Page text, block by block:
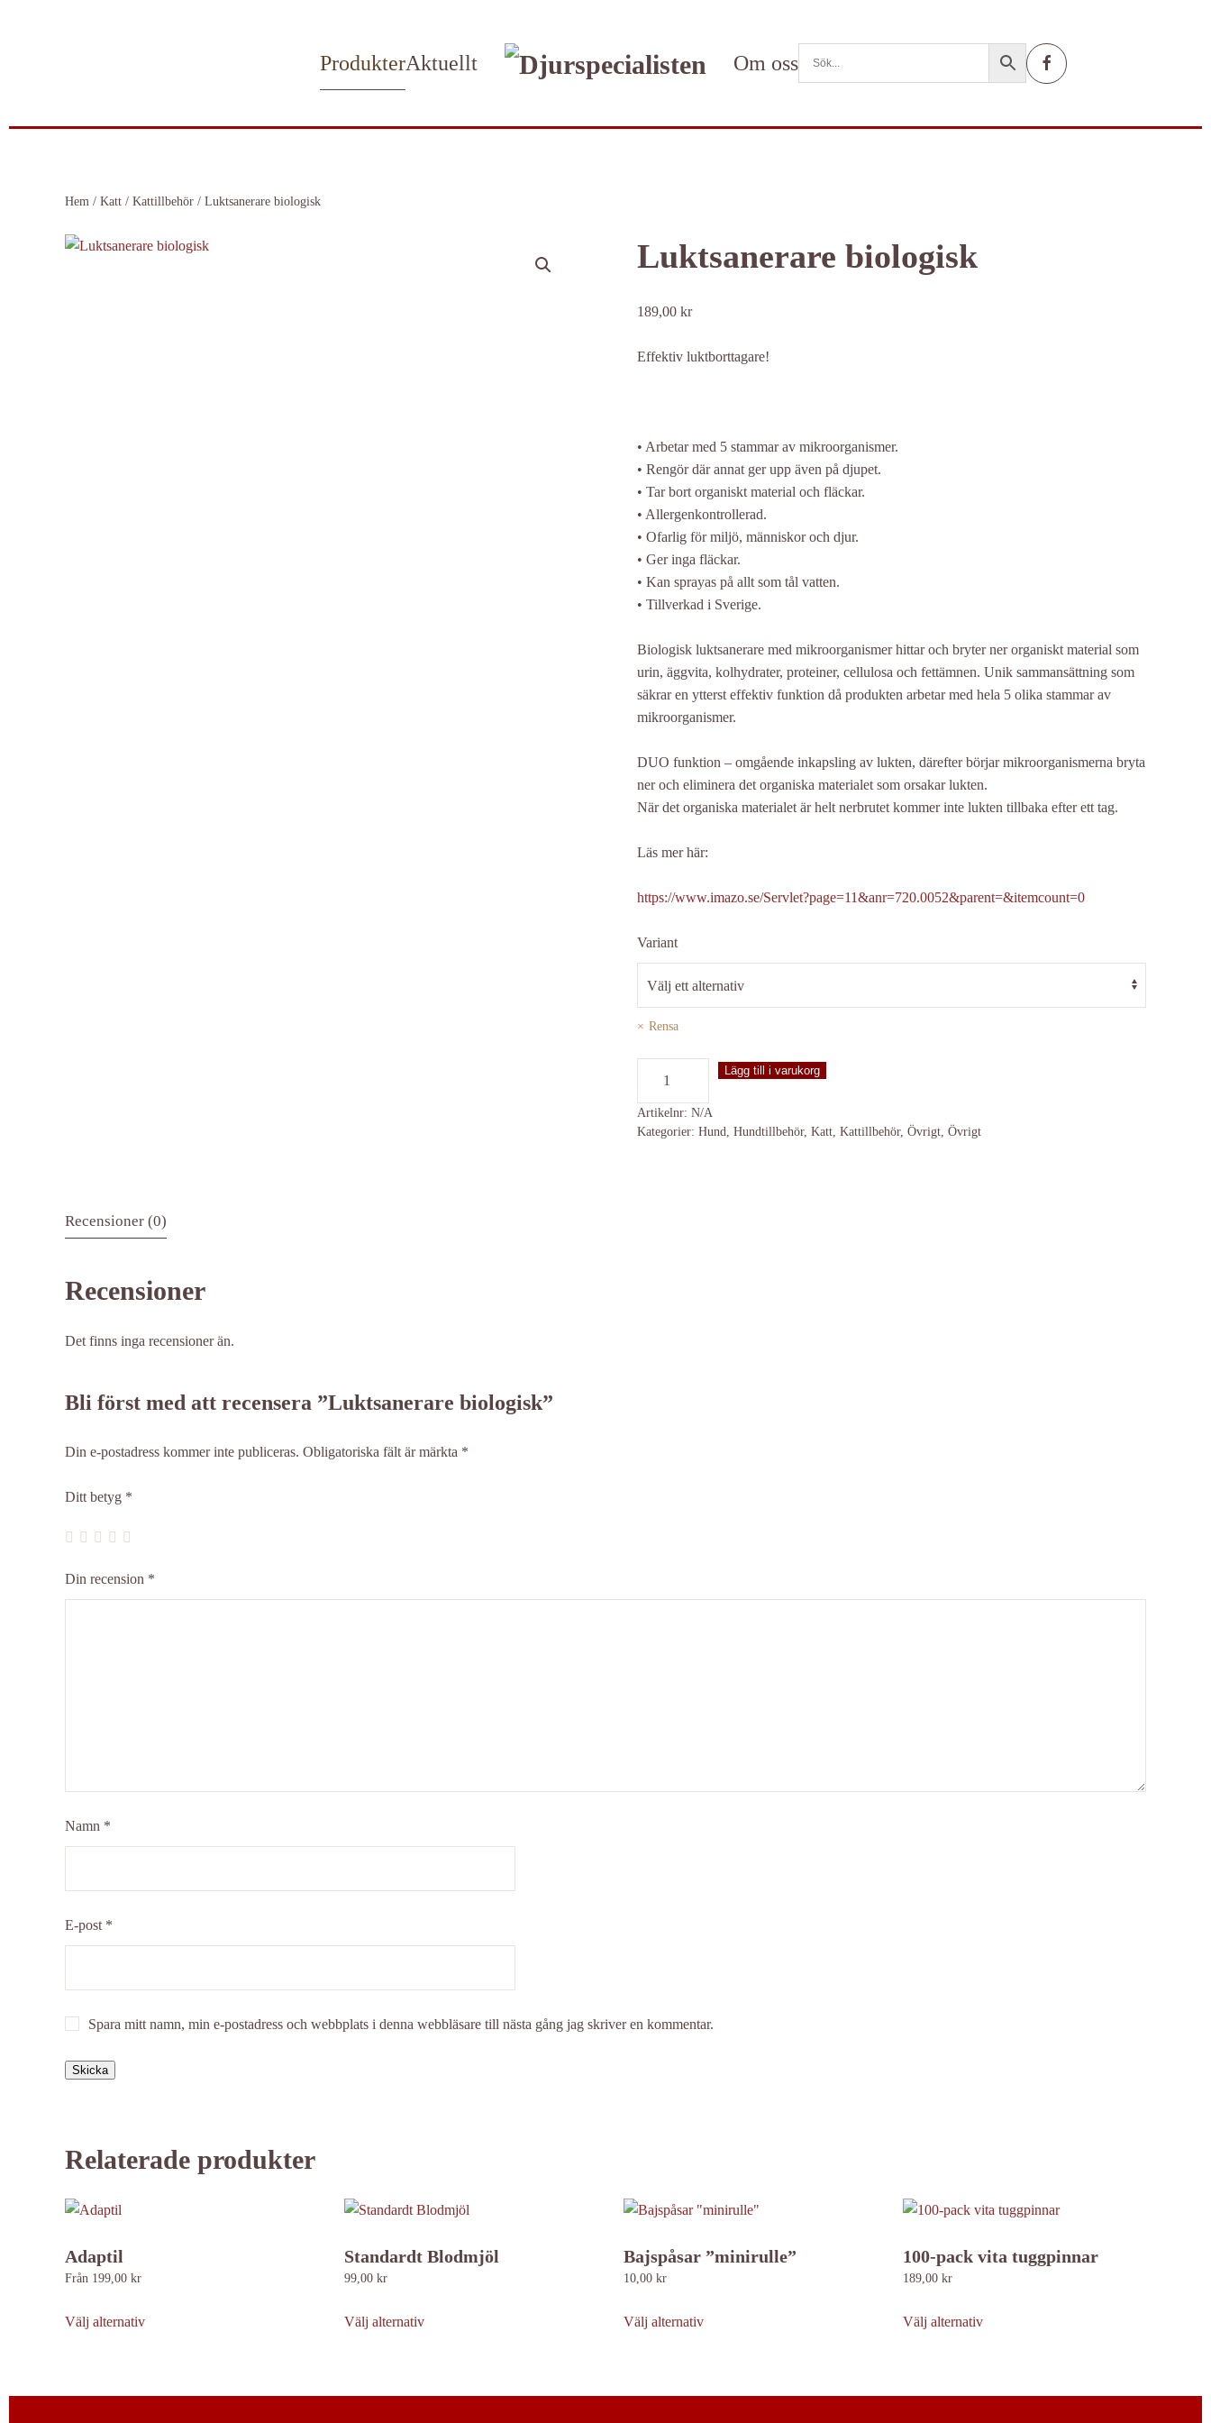
ProdukterAktuellt Om oss
Hem / Katt / Kattillbehör / Luktsanerare biologisk
Luktsanerare biologisk
189,00 kr
Effektiv luktborttagare!
• Arbetar med 5 stammar av mikroorganismer.
• Rengör där annat ger upp även på djupet.
• Tar bort organiskt material och fläckar.
• Allergenkontrollerad.
• Ofarlig för miljö, människor och djur.
• Ger inga fläckar.
• Kan sprayas på allt som tål vatten.
• Tillverkad i Sverige.
Biologisk luktsanerare med mikroorganismer hittar och bryter ner organiskt material som
urin, äggvita, kolhydrater, proteiner, cellulosa och fettämnen. Unik sammansättning som
säkrar en ytterst effektiv funktion då produkten arbetar med hela 5 olika stammar av
mikroorganismer.
DUO funktion – omgående inkapsling av lukten, därefter börjar mikroorganismerna bryta
ner och eliminera det organiska materialet som orsakar lukten.
När det organiska materialet är helt nerbrutet kommer inte lukten tillbaka efter ett tag.
Läs mer här:
https://www.imazo.se/Servlet?page=11&anr=720.0052&parent=&itemcount=0
Variant
Rensa
mängd
Lägg till i varukorg
Artikelnr: N/A
Kategorier: Hund, Hundtillbehör, Katt, Kattillbehör, Övrigt, Övrigt
Recensioner (0)
Recensioner
Det finns inga recensioner än.
Bli först med att recensera ”Luktsanerare biologisk”
Din e-postadress kommer inte publiceras. Obligatoriska fält är märkta *
Ditt betyg *
Din recension *
Namn *
E-post *
Spara mitt namn, min e-postadress och webbplats i denna webbläsare till nästa gång jag skriver en kommentar.
Relaterade produkter
Adaptil
Från 199,00 kr
Välj alternativhär
Standardt Blodmjöl
99,00 kr
Välj alternativhär
Bajspåsar ”minirulle”
10,00 kr
Välj alternativhär
100-pack vita tuggpinnar
189,00 kr
Välj alternativhär